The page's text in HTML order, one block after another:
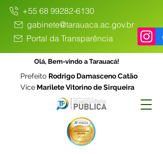
+55 68 99282-6130
gabinete@tarauaca.ac.gov.br
Portal da Transparência
Olá, Bem-vindo a Tarauacá!
Prefeito Rodrigo Damasceno Catão
Vice Marilete Vitorino de Sirqueira